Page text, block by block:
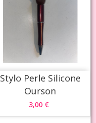
Stylo Perle Silicone
Ourson
3,00 €